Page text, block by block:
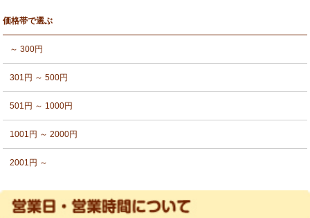
価格帯で選ぶ
～ 300円
301円 ～ 500円
501円 ～ 1000円
1001円 ～ 2000円
2001円 ～